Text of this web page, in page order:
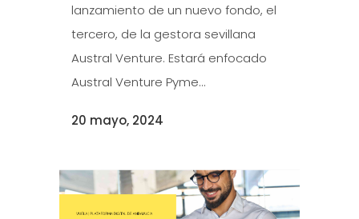
lanzamiento de un nuevo fondo, el
tercero, de la gestora sevillana
Austral Venture. Estará enfocado
Austral Venture Pyme...
20 mayo, 2024